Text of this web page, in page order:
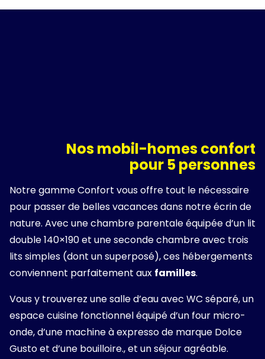
Nos mobil-homes confort
pour 5 personnes
Notre gamme Confort vous offre tout le nécessaire
pour passer de belles vacances dans notre écrin de
nature. Avec une chambre parentale équipée d’un lit
double 140×190 et une seconde chambre avec trois
lits simples (dont un superposé), ces hébergements
conviennent parfaitement aux familles.
Vous y trouverez une salle d’eau avec WC séparé, un
espace cuisine fonctionnel équipé d’un four micro-
onde, d’une machine à expresso de marque Dolce
Gusto et d’une bouilloire., et un séjour agréable.